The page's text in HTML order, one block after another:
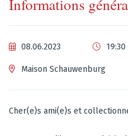
Informations
08.06.2023
Maison Schauwenburg
Cher(e)s ami(e)s et